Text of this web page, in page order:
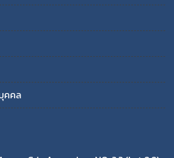
คคล